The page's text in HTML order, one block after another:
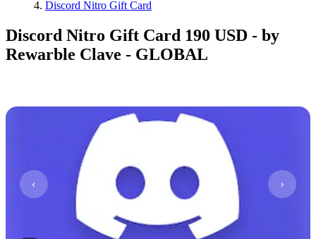
Discord Nitro Gift Card
Discord Nitro Gift Card 190 USD - by
Rewarble Clave - GLOBAL